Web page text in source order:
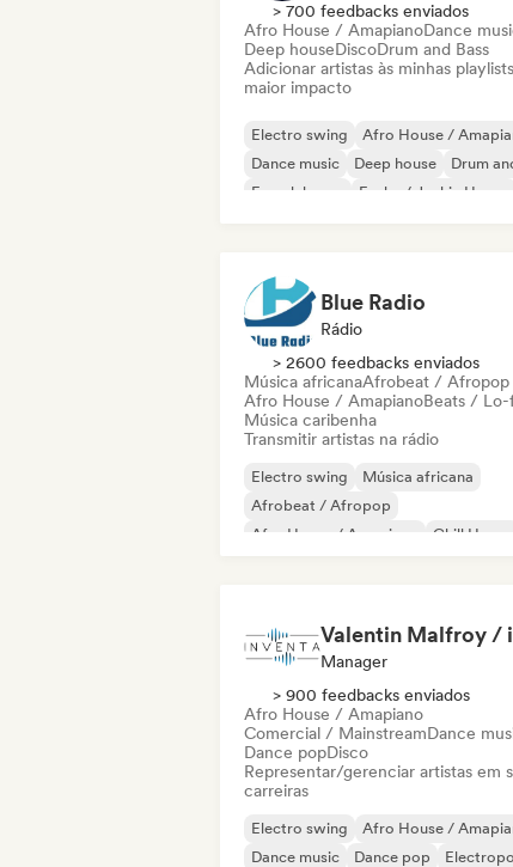
> 700 feedbacks enviados
Afro House / AmapianoDance
Deep houseDiscoDrum and Bass
Adicionar artistas às minhas
maior impacto
Electro swing
Afro House /
Dance music
Deep house
Drum
French house
Funky / Jackin House
Blue Radio
Rádio
> 2600 feedbacks enviados
Música africanaAfrobeat / Afropop
Afro House / AmapianoBeats / Lo-
Música caribenha
Transmitir artistas na rádio
Electro swing
Música africana
Afrobeat / Afropop
Afro House / Amapiano
Chill House
Manager
> 900 feedbacks enviados
Afro House / Amapiano
Comercial / MainstreamDance
Dance popDisco
Representar/gerenciar artistas em
carreiras
Electro swing
Afro House /
Dance music
Dance pop